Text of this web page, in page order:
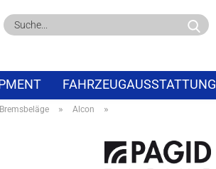
FAHRZEUGAUSSTATTUNG
ABVERKAUF
Bremsbeläge » Alcon »